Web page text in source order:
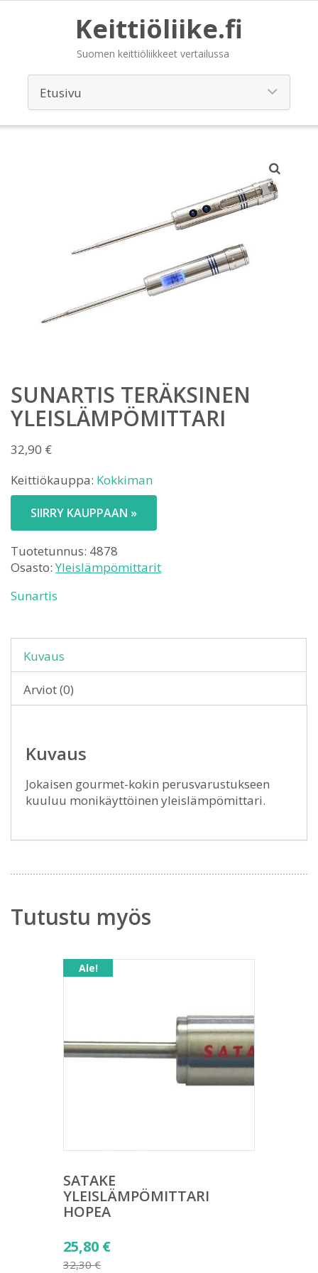
Keittiöliike.fi
Suomen keittiöliikkeet vertailussa
SUNARTIS TERÄKSINEN
YLEISLÄMPÖMITTARI
32,90 €
Keittiökauppa: Kokkiman
SIIRRY KAUPPAAN »
Tuotetunnus: 4878
Osasto:Yleislämpömittarit
Sunartis
Kuvaus
Arviot (0)
Kuvaus
Jokaisen gourmet-kokin perusvarustukseen
kuuluu monikäyttöinen yleislämpömittari.
Tutustu myös
Ale!
SATAKE
YLEISLÄMPÖMITTARI
HOPEA
32,30€
Alkuperäinen
hinta
25,80 €